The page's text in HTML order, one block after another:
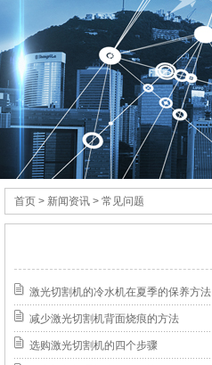
首页 > 新闻资讯 > 常见问题
激光切割机的冷水机在夏季的保养方法
减少激光切割机背面烧痕的方法
选购激光切割机的四个步骤